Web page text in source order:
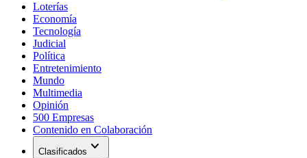
Loterías
Economía
Tecnología
Judicial
Política
Entretenimiento
Mundo
Multimedia
Opinión
500 Empresas
Contenido en Colaboración
Clasificados expand_more